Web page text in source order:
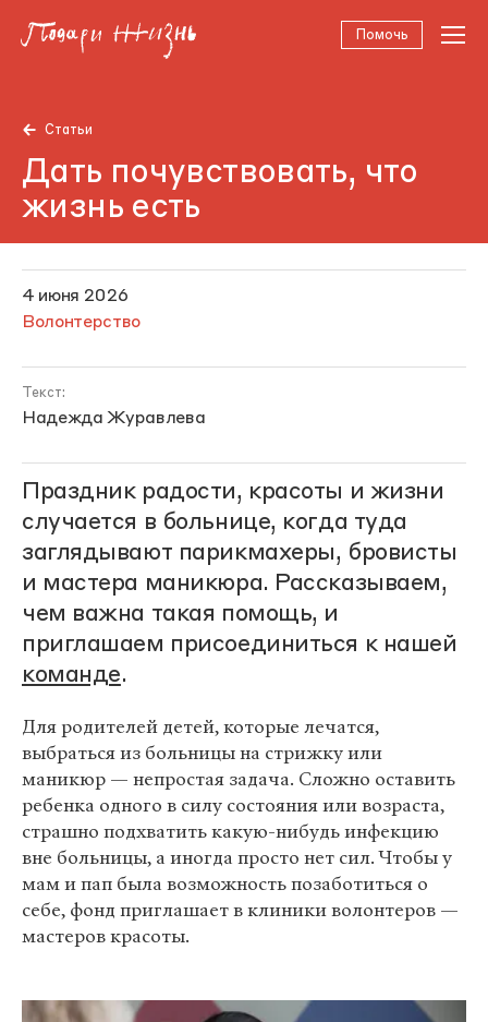
Помочь
Статьи
Дать почувствовать, что
жизнь есть
4 июня 2026
Волонтерство
Текст:
Надежда Журавлева
Праздник радости, красоты и жизни
случается в больнице, когда туда
заглядывают парикмахеры, бровисты
и мастера маникюра. Рассказываем,
чем важна такая помощь, и
приглашаем присоединиться к нашей
команде.
Для родителей детей, которые лечатся,
выбраться из больницы на стрижку или
маникюр — непростая задача. Сложно оставить
ребенка одного в силу состояния или возраста,
страшно подхватить какую-нибудь инфекцию
вне больницы, а иногда просто нет сил. Чтобы у
мам и пап была возможность позаботиться о
себе, фонд приглашает в клиники волонтеров —
мастеров красоты.